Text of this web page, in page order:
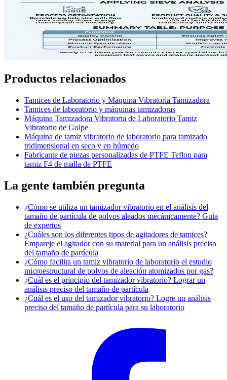
Productos relacionados
Tamices de Laboratorio y Máquina Vibratoria Tamizadora
Tamices de laboratorio y máquinas tamizadoras
Máquina Tamizadora Vibratoria de Laboratorio Tamiz
Vibratorio de Golpe
Máquina de tamiz vibratorio de laboratorio para tamizado
tridimensional en seco y en húmedo
Fabricante de piezas personalizadas de PTFE Teflon para
tamiz F4 de malla de PTFE
La gente también pregunta
¿Cómo se utiliza un tamizador vibratorio en el análisis del
tamaño de partícula de polvos aleados mecánicamente? Guía
de expertos
¿Cuáles son los diferentes tipos de agitadores de tamices?
Empareje el agitador con su material para un análisis preciso
del tamaño de partícula
¿Cómo facilita un tamiz vibratorio de laboratorio el estudio
microestructural de polvos de aleación atomizados por gas?
¿Cuál es el principio del tamizador vibratorio? Lograr un
análisis preciso del tamaño de partícula
¿Cuál es el uso del tamizador vibratorio? Logre un análisis
preciso del tamaño de partícula para su laboratorio